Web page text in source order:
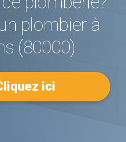
plombier à
(80000)
ici